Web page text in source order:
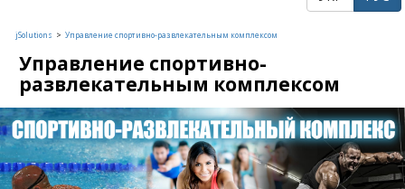
jSolutions > Управление спортивно-развлекательным комплексом
Управление спортивно-
развлекательным комплексом